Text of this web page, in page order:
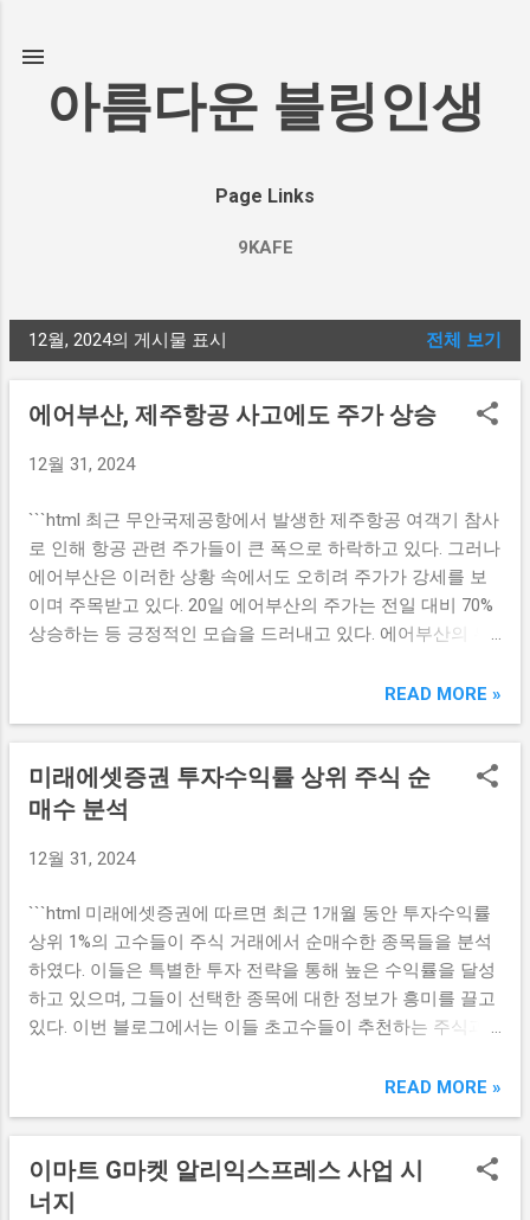
아름다운 블링인생
Page Links
9KAFE
글
12월, 2024의 게시물 표시 전체 보기
에어부산, 제주항공 사고에도 주가 상승
12월 31, 2024
```html 최근 무안국제공항에서 발생한 제주항공 여객기 참사
로 인해 항공 관련 주가들이 큰 폭으로 하락하고 있다. 그러나
에어부산은 이러한 상황 속에서도 오히려 주가가 강세를 보
이며 주목받고 있다. 20일 에어부산의 주가는 전일 대비 70%
상승하는 등 긍정적인 모습을 드러내고 있다. 에어부산의 투
고 주가가 강세를 보이고 있는데, 이는 여러 투자 매력 요소들
익을 보여주고 있어 투자자들에게 긍정적인 신호를 보내고
있다. 다음은 에어부산의 주가 상승 요인들이다. 꾸준한 성장
세: 에어부산은 항공사 중에서도 안정적인 성장 추세를 보여
절감과 운영 효율성을 높여 수익성을 극대화하는 전략을 지
함해 다양한 노선을 운영하며 시장 점유율을 점진적으로 확
대하고 있어 안정적인 수익 기반을 확보하고 있다. 제주항공
사고 영향 한편, 제주항공 여객기 참사는 항공사 전체에 부정
적인 영향을 미치고 있는 상황이다. 제주항공의 주가는 큰 폭
으로 하락하며 투자 심리 위축을 초래하고 있다. 이러한 사고
업 전반에 불확실성을 증가시키고 있다. 두 가지 주요 요소가
제주항공에게 어려움을 주고 있다. 소비자 신뢰 감소: 여객기
약 취소와 같은 부정적인 상황이 발생하고 있다. 재정적 손실:
항공사들이 사고로 인한 재정적 손실을 회복하기 어려운 상
READ MORE »
미래에셋증권 투자수익률 상위 주식 순
매수 분석
12월 31, 2024
```html 미래에셋증권에 따르면 최근 1개월 동안 투자수익률
상위 1%의 고수들이 주식 거래에서 순매수한 종목들을 분석
하였다. 이들은 특별한 투자 전략을 통해 높은 수익률을 달성
하고 있으며, 그들이 선택한 종목에 대한 정보가 흥미를 끌고
있다. 이번 블로그에서는 이들 초고수들이 추천하는 주식과
증권의 주식 거래 고객 중에서 최근 1개월 간 투자수익률 상
위 1%에 해당하는 초고수들은 특정 종목에 대한 매수세를 집
중적으로 형성하고 있다. 이들의 거래 패턴은 특정 회사의 강
력한 실적 발표나 업종 전반에 걸친 긍정적인 전망에 따른 것
으로 분석된다. 특히 최근 거래된 종목들은 증가하는 수익성
READ MORE »
이마트 G마켓 알리익스프레스 사업 시
너지